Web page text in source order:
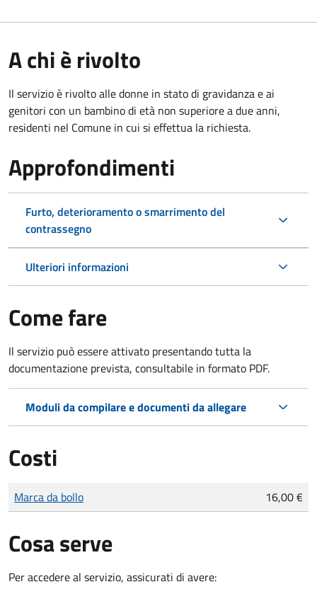
A chi è rivolto
Il servizio è rivolto alle donne in stato di gravidanza e ai
genitori con un bambino di età non superiore a due anni,
residenti nel Comune in cui si effettua la richiesta.
Approfondimenti
Furto, deterioramento o smarrimento del
contrassegno
Ulteriori informazioni
Come fare
Il servizio può essere attivato presentando tutta la
documentazione prevista, consultabile in formato PDF.
Moduli da compilare e documenti da allegare
Costi
Tipo di pagamento
Importo
Marca da bollo 16,00 €
Cosa serve
Per accedere al servizio, assicurati di avere: